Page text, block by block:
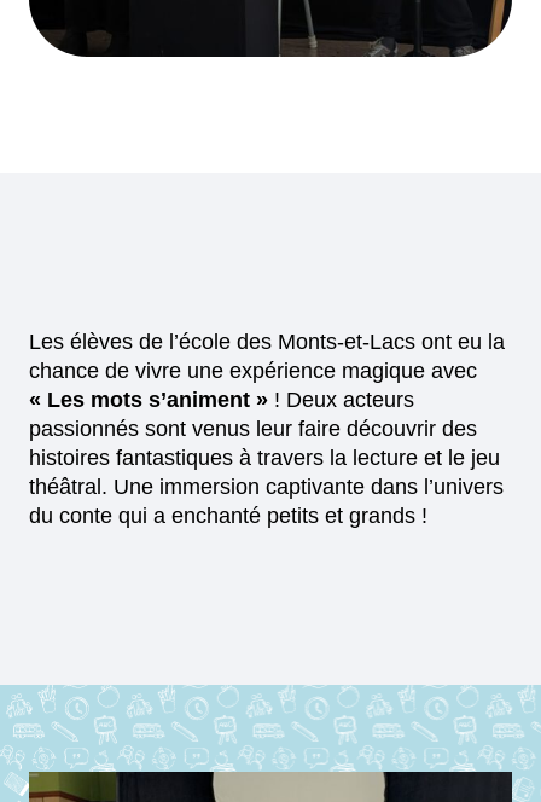
Les élèves de l’école des Monts-et-Lacs ont eu la
chance de vivre une expérience magique avec
« Les mots s’animent » ! Deux acteurs
passionnés sont venus leur faire découvrir des
histoires fantastiques à travers la lecture et le jeu
théâtral. Une immersion captivante dans l’univers
du conte qui a enchanté petits et grands !